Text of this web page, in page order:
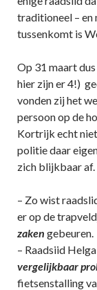
traditioneel – en
tussenkomt is
Op 31 maart
hier zijn er 4!)
vonden zij het
persoon op de
Kortrijk echt
politie daar
zich blijkbaar af.
– Zo wist
er op de
zaken gebeuren.
– Raadsiid
vergelijkbaar
fietsenstalling